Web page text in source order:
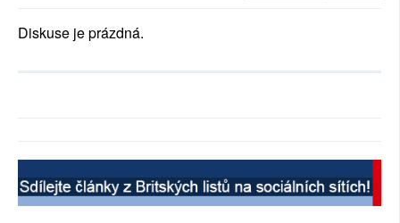
Diskuse je prázdná.